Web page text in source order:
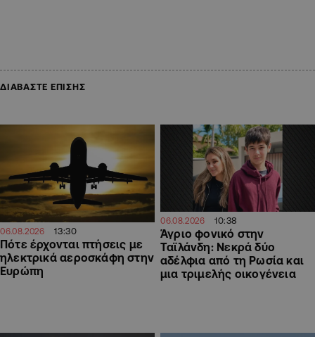
ΔΙΑΒΑΣΤΕ ΕΠΙΣΗΣ
06.08.2026 13:30
Πότε έρχονται πτήσεις με
ηλεκτρικά αεροσκάφη στην
Ευρώπη
06.08.2026 10:38
Άγριο φονικό στην
Ταϊλάνδη: Νεκρά δύο
αδέλφια από τη Ρωσία και
μια τριμελής οικογένεια